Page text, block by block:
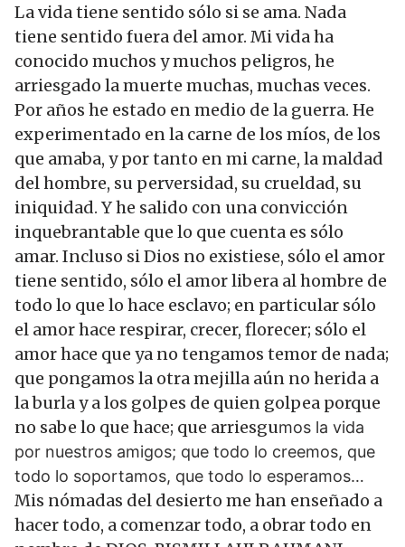
La vida tiene sentido sólo si se ama. Nada
tiene sentido fuera del amor. Mi vida ha
conocido muchos y muchos peligros, he
arriesgado la muerte muchas, muchas veces.
Por años he estado en medio de la guerra. He
experimentado en la carne de los míos, de los
que amaba, y por tanto en mi carne, la maldad
del hombre, su perversidad, su crueldad, su
iniquidad. Y he salido con una convicción
inquebrantable que lo que cuenta es sólo
amar. Incluso si Dios no existiese, sólo el amor
tiene sentido, sólo el amor libera al hombre de
todo lo que lo hace esclavo; en particular sólo
el amor hace respirar, crecer, florecer; sólo el
amor hace que ya no tengamos temor de nada;
que pongamos la otra mejilla aún no herida a
la burla y a los golpes de quien golpea porque
no sabe lo que hace; que arriesgumos la vida
por nuestros amigos; que todo lo creemos, que
todo lo soportamos, que todo lo esperamos…
Mis nómadas del desierto me han enseñado a
hacer todo, a comenzar todo, a obrar todo en